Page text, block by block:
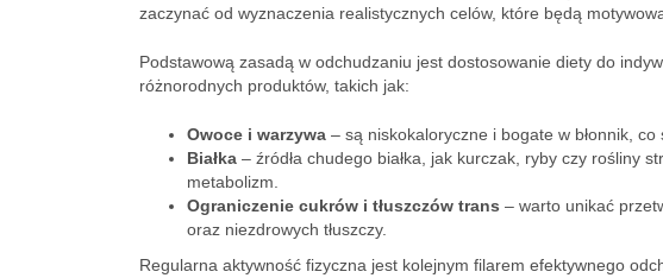
zaczynać od wyznaczenia realistycznych celów, które będą
Podstawową zasadą w odchudzaniu jest dostosowanie diety do
różnorodnych produktów, takich jak:
Owoce i warzywa – są niskokaloryczne i bogate w błonnik, co
Białka – źródła chudego białka, jak kurczak, ryby czy rośliny
metabolizm.
Ograniczenie cukrów i tłuszczów trans – warto unikać
oraz niezdrowych tłuszczy.
Regularna aktywność fizyczna jest kolejnym filarem efektywnego